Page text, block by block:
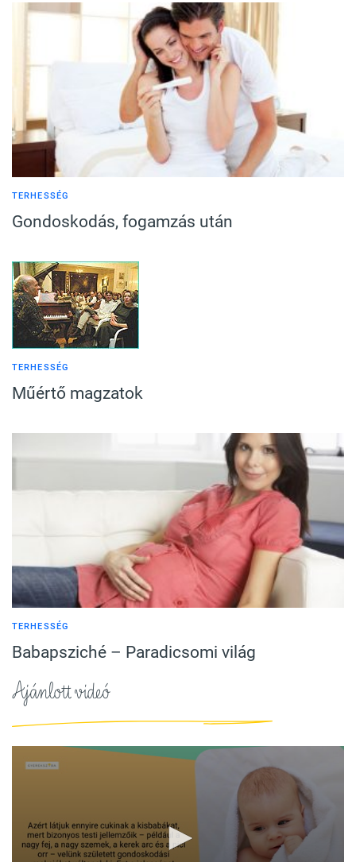
TERHESSÉG
Gondoskodás, fogamzás után
TERHESSÉG
Műértő magzatok
TERHESSÉG
Babapsziché – Paradicsomi világ
Ajánlott videó